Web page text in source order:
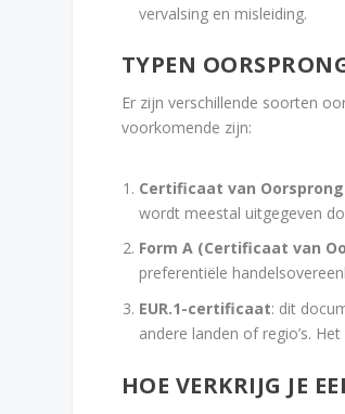
vervalsing en misleiding.
TYPEN
Er zijn verschillende soorten
voorkomende zijn:
Certificaat van Oorsprong
wordt meestal uitgegeven
Form A (Certificaat van
preferentiële
EUR.1-certificaat: dit
andere landen of regio’s.
HOE VERKRIJG JE